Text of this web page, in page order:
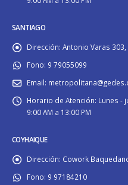
SANTIAGO
Dirección: Antonio Varas
Fono: 9 79055099
Email:
Horario de Atención: Lunes -
9:00 AM a 13:00 PM
COYHAIQUE
Dirección: Cowork
Fono: 9 97184210